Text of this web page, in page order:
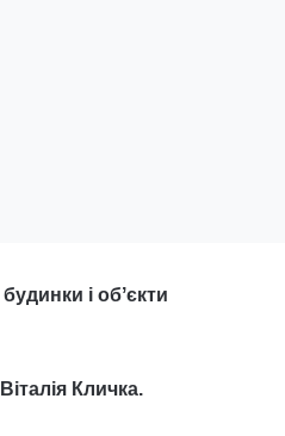
і обʼєкти
Кличка.